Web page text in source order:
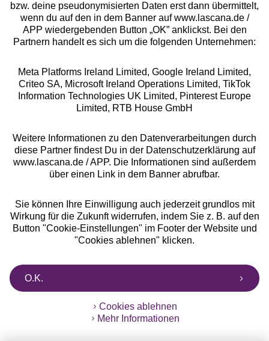
Rechtliches
Alle Preise inkl. MwSt., zzgl.
Versandkosten
** Bonität vorausgesetzt, berechtigt zur Bonitätsprüfung
bzw. deine pseudonymisierten Daten erst dann übermittelt,
wenn du auf den in dem Banner auf www.lascana.de /
APP wiedergebenden Button „OK” anklickst. Bei den
Partnern handelt es sich um die folgenden Unternehmen:
Meta Platforms Ireland Limited, Google Ireland Limited,
Criteo SA, Microsoft Ireland Operations Limited, TikTok
Information Technologies UK Limited, Pinterest Europe
Limited, RTB House GmbH
Weitere Informationen zu den Datenverarbeitungen durch
diese Partner findest Du in der Datenschutzerklärung auf
www.lascana.de / APP. Die Informationen sind außerdem
über einen Link in dem Banner abrufbar.
Sie können Ihre Einwilligung auch jederzeit grundlos mit
Wirkung für die Zukunft widerrufen, indem Sie z. B. auf den
Button "Cookie-Einstellungen" im Footer der Website und
"Cookies ablehnen" klicken.
O.K.
Cookies ablehnen
Mehr Informationen